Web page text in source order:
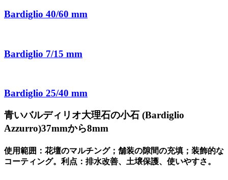
Bardiglio 40/60 mm
Bardiglio 7/15 mm
Bardiglio 25/40 mm
青いバルディリオ大理石の小石 (Bardiglio
Azzurro)37mmから8mm
使用範囲：花壇のマルチング；舗装の隙間の充填；装飾的な
コーティング。利点：排水改善、土壌保護、使いやすさ。